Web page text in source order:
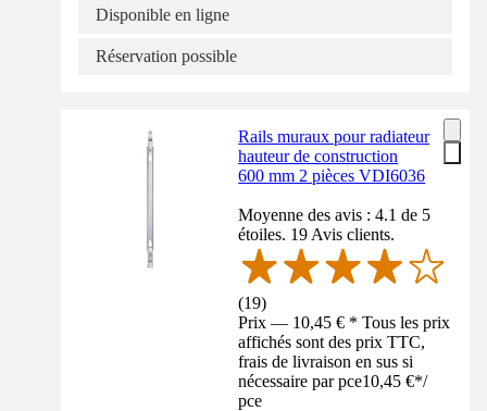
Disponible en ligne
Réservation possible
Rails muraux pour radiateur
hauteur de construction
600 mm 2 pièces VDI6036
Moyenne des avis : 4.1 de 5
étoiles. 19 Avis clients.
(19)
Prix — 10,45 € * Tous les prix
affichés sont des prix TTC,
frais de livraison en sus si
nécessaire par pce10,45 €*/
pce